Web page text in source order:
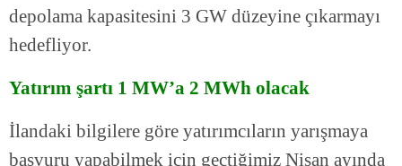
depolama kapasitesini 3 GW düzeyine çıkarmayı
hedefliyor.
Yatırım şartı 1 MW’a 2 MWh olacak
İlandaki bilgilere göre yatırımcıların yarışmaya
başvuru yapabilmek için geçtiğimiz Nisan ayında